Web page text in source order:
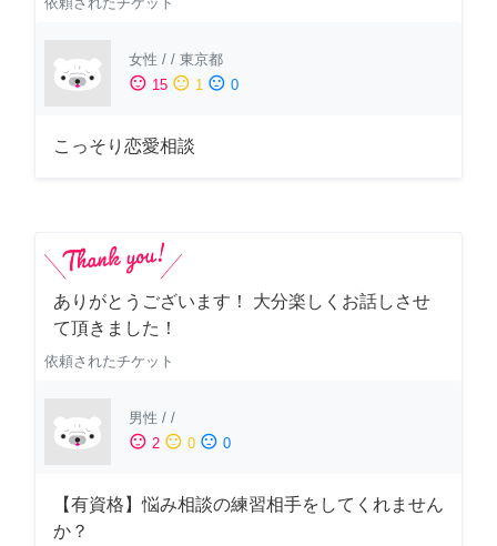
女性 / / 東京都
sentiment_satisfied 15 sentiment_neutral 1 sentiment_dissatisfied 0
こっそり恋愛相談
ありがとうございます！ 大分楽しくお話しさせ
て頂きました！
依頼されたチケット
男性 / /
sentiment_satisfied 2 sentiment_neutral 0 sentiment_dissatisfied 0
【有資格】悩み相談の練習相手をしてくれません
か？